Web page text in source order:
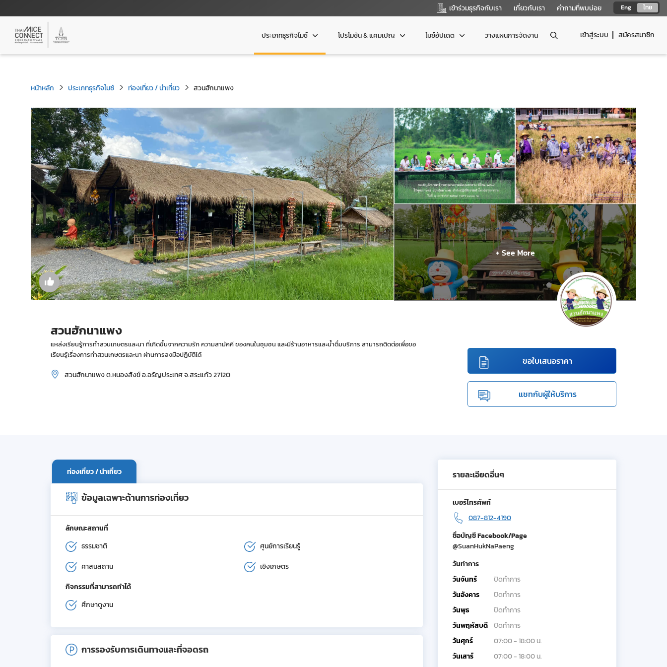
Eng ไทย
เข้าร่วมธุรกิจกับเรา เกี่ยวกับเรา คำถามที่พบบ่อย
เข้าสู่ระบบ สมัครสมาชิก
ประเภทธุรกิจไมซ์ โปรโมชัน & แคมเปญ ไมซ์อัปเดต วางแผนการจัดงาน
หน้าหลัก ประเภทธุรกิจไมซ์ ท่องเที่ยว / นำเที่ยว สวนฮักนาแพง
+ See More
สวนฮักนาแพง
แหล่งเรียนรู้การทำสวนเกษตรและนา ที่เกิดขึ้นจากความรัก ความสามัคคี ของคนในชุมชน และมีร้านอาหารและน้ำดื่มบริการ สามารถติดต่อเพื่อขอ
เรียนรู้เรื่องการทำสวนเกษตรและนา ผ่านการลงมือปฏิบัติได้
สวนฮักนาแพง ต.หนองสังข์ อ.อรัญประเทศ จ.สระแก้ว 27120
ขอใบเสนอราคา
แชทกับผู้ให้บริการ
ท่องเที่ยว / นำเที่ยว
ข้อมูลเฉพาะด้านการท่องเที่ยว
ลักษณะสถานที่
ธรรมชาติ
ศูนย์การเรียนรู้
ศาสนสถาน
เชิงเกษตร
กิจกรรมที่สามารถทำได้
ศึกษาดูงาน
การรองรับการเดินทางและที่จอดรถ
รายละเอียดอื่นๆ
เบอร์โทรศัพท์
087-812-4190
ชื่อบัญชี Facebook/Page
@SuanHukNaPaeng
วันทำการ
วันจันทร์
ปิดทำการ
วันอังคาร
ปิดทำการ
วันพุธ
ปิดทำการ
วันพฤหัสบดี
ปิดทำการ
วันศุกร์
07:00 - 18:00 น.
วันเสาร์
07:00 - 18:00 น.